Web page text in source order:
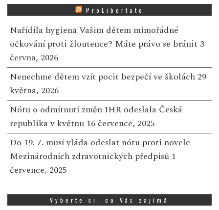
ProLibertate
Nařídila hygiena Vašim dětem mimořádné
očkování proti žloutence? Máte právo se bránit 3
června, 2026
Nenechme dětem vzít pocit bezpečí ve školách 29
května, 2026
Nótu o odmítnutí změn IHR odeslala Česká
republika v květnu 16 července, 2025
Do 19. 7. musí vláda odeslat nótu proti novele
Mezinárodních zdravotnických předpisů 1
července, 2025
Vyberte si, co Vás zajímá